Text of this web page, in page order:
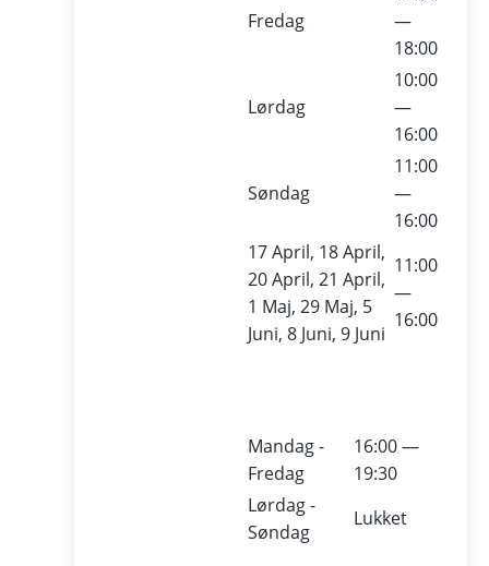
Fredag
—
18:00
Lørdag
10:00
—
16:00
Søndag
11:00
—
16:00
17 April, 18 April,
20 April, 21 April,
1 Maj, 29 Maj, 5
Juni, 8 Juni, 9 Juni
11:00
—
16:00
Mandag -
Fredag
16:00 —
19:30
Lørdag -
Søndag
Lukket